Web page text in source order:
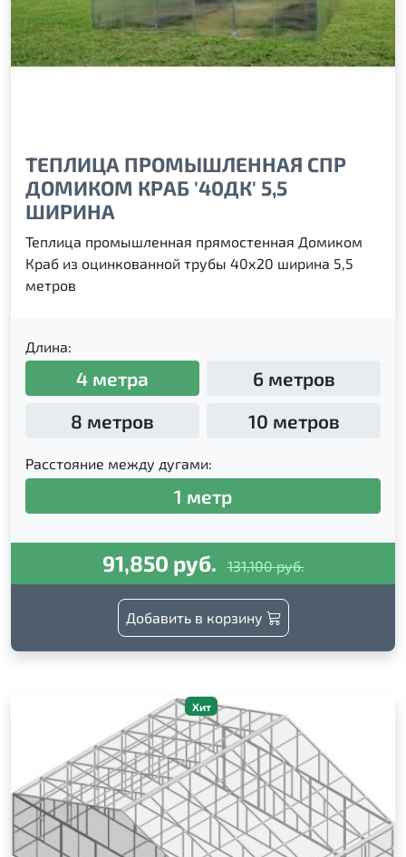
ТЕПЛИЦА ПРОМЫШЛЕННАЯ СПР
ДОМИКОМ КРАБ '40ДК' 5,5
ШИРИНА
Теплица промышленная прямостенная Домиком
Краб из оцинкованной трубы 40х20 ширина 5,5
метров
Длина:
4 метра
6 метров
8 метров
10 метров
Расстояние между дугами:
1 метр
91,850 руб. 131,100 руб.
Добавить в корзину
Хит